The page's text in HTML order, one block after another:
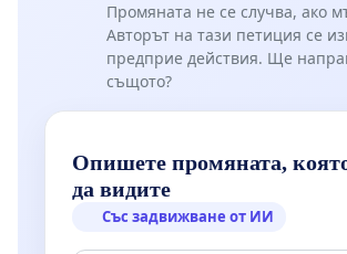
Промяната не се случва, ако
Авторът на тази петиция се
предприе действия. Ще
същото?
Опишете промяната,
да видите
Със задвижване от ИИ